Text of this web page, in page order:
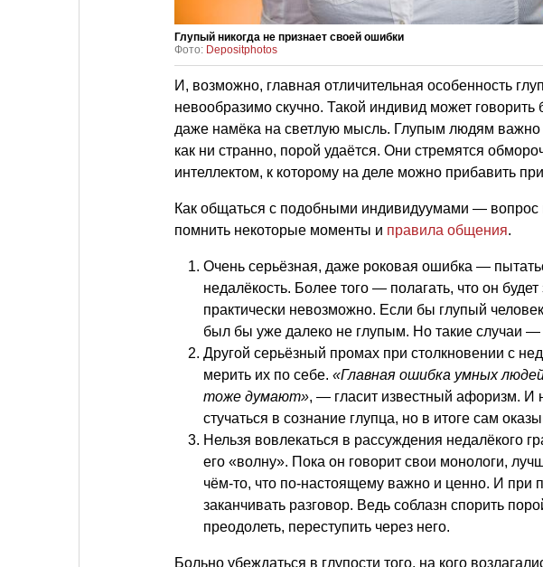
Глупый никогда не признает своей ошибки
Фото: Depositphotos
И, возможно, главная отличительная особенность
невообразимо скучно. Такой индивид может говорить
даже намёка на светлую мысль. Глупым людям важно
как ни странно, порой удаётся. Они стремятся
интеллектом, к которому на деле можно прибавить
Как общаться с подобными индивидуумами — вопрос
помнить некоторые моменты и правила общения.
Очень серьёзная, даже роковая ошибка —
недалёкость. Более того — полагать, что он
практически невозможно. Если бы глупый
был бы уже далеко не глупым. Но такие случаи —
Другой серьёзный промах при столкновении с
мерить их по себе. «Главная ошибка умных
тоже думают», — гласит известный афоризм. И
стучаться в сознание глупца, но в итоге сам
Нельзя вовлекаться в рассуждения недалёкого
его «волну». Пока он говорит свои монологи,
чём-то, что по-настоящему важно и ценно. И при
заканчивать разговор. Ведь соблазн спорить
преодолеть, переступить через него.
Больно убеждаться в глупости того, на кого